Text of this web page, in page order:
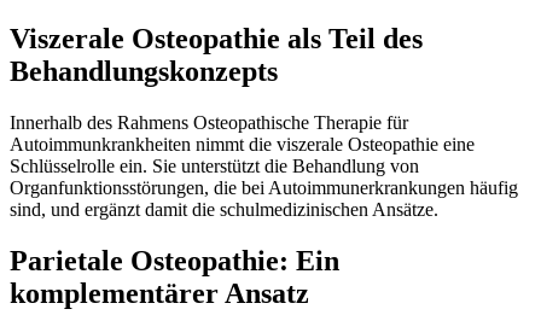
Viszerale Osteopathie als Teil des
Behandlungskonzepts
Innerhalb des Rahmens Osteopathische Therapie für
Autoimmunkrankheiten nimmt die viszerale Osteopathie eine
Schlüsselrolle ein. Sie unterstützt die Behandlung von
Organfunktionsstörungen, die bei Autoimmunerkrankungen häufig
sind, und ergänzt damit die schulmedizinischen Ansätze.
Parietale Osteopathie: Ein
komplementärer Ansatz